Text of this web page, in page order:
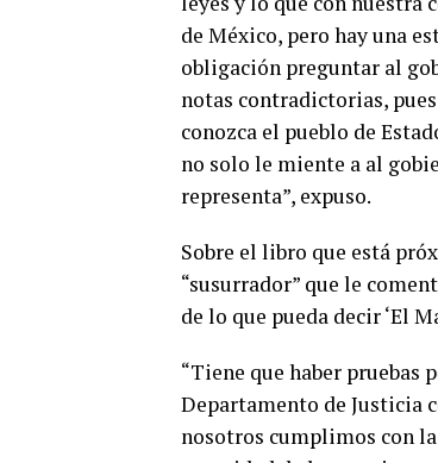
de México, pero hay una
obligación preguntar al
notas contradictorias,
conozca el pueblo de
no solo le miente a al
representa”, expuso.
Sobre el libro que está
“susurrador” que le
de lo que pueda decir ‘El
“Tiene que haber pruebas
Departamento de Justicia
nosotros cumplimos con